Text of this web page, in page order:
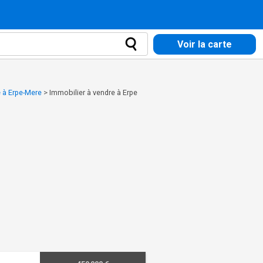
Voir la carte
Erpe-Mere > Immobilier à vendre à Erpe